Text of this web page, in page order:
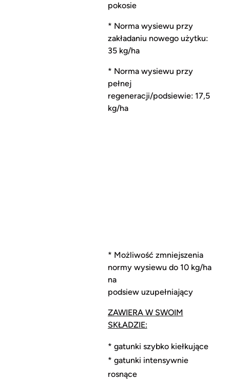
pokosie
* Norma wysiewu przy
zakładaniu nowego użytku:
35 kg/ha
* Norma wysiewu przy
pełnej
regeneracji/podsiewie: 17,5
kg/ha
* Możliwość zmniejszenia
normy wysiewu do 10 kg/ha
na
podsiew uzupełniający
ZAWIERA W SWOIM
SKŁADZIE:
* gatunki szybko kiełkujące
* gatunki intensywnie
rosnące